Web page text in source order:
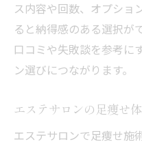
ス内容や回数、オプショ
ると納得感のある選択が
口コミや失敗談を参考に
ン選びにつながります。
エステサロンの足痩せ
エステサロンで足痩せ施